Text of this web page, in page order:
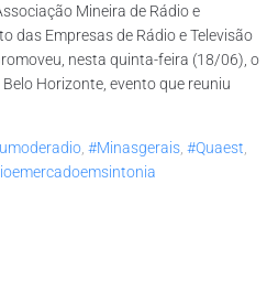
Mineira de Rádio e
das Empresas de Rádio e Televisão
nesta quinta-feira (18/06), o
Horizonte, evento que reuniu
#minasgerais #quaest